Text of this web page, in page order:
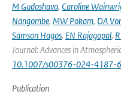
M Gudoshava, Caroline
Nangombe, MW Pokam, DA
Samson Hagos, EN Rajagopal,
Journal: Advances in
10.1007/s00376-024-4187-6
Publication